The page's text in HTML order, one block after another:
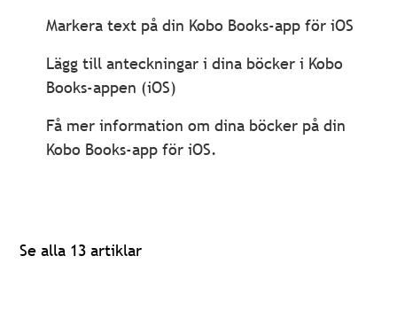
Markera text på din Kobo Books-app för iOS
Lägg till anteckningar i dina böcker i Kobo
Books-appen (iOS)
Få mer information om dina böcker på din
Kobo Books-app för iOS.
Se alla 13 artiklar